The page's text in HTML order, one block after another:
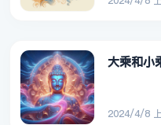
大乘和小
2024/4/8